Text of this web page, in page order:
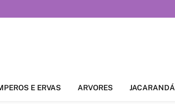
E ERVAS ARVORES JACARANDÁ